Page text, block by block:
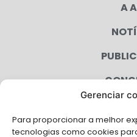
Gerenciar
Para proporcionar a melhor
tecnologias como cookies
A